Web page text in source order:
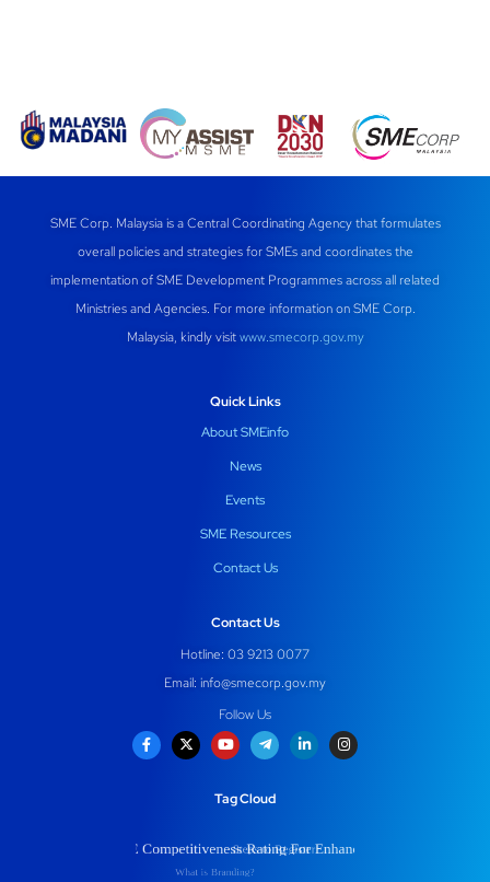
SME Corp. Malaysia is a Central Coordinating Agency that formulates
overall policies and strategies for SMEs and coordinates the
implementation of SME Development Programmes across all related
Ministries and Agencies. For more information on SME Corp.
Malaysia, kindly visitwww.smecorp.gov.my
Quick Links
About SMEinfo
News
Events
SME Resources
Contact Us
Contact Us
Hotline: 03 9213 0077
Email: info@smecorp.gov.my
Follow Us
Tag Cloud